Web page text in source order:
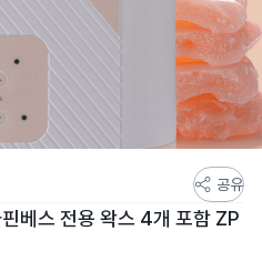
공유
베스 전용 왁스 4개 포함 ZP